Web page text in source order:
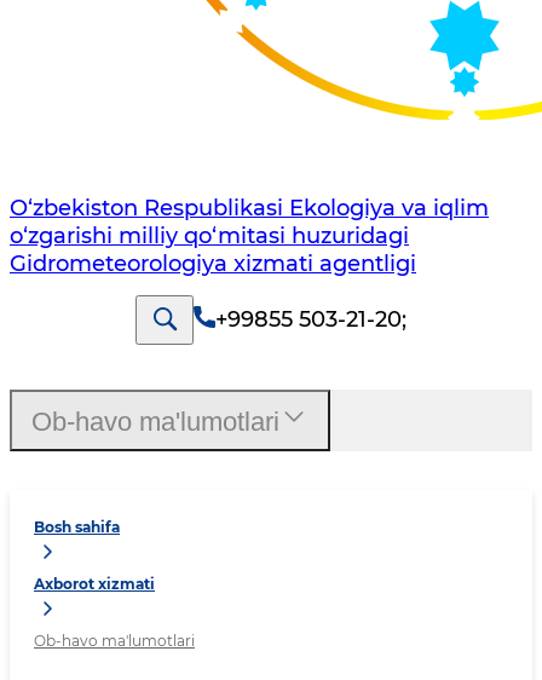
O‘zbekiston Respublikasi Ekologiya va iqlim
o‘zgarishi milliy qo‘mitasi huzuridagi
Gidrometeorologiya xizmati agentligi
+99855 503-21-20;
Bosh sahifa
Axborot xizmati
Ob-havo ma'lumotlari
Ob-havo ma'lumotlari